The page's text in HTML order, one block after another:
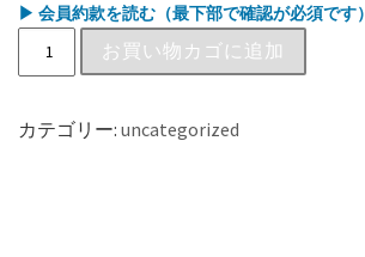
▶ 会員約款を読む（最下部で確認が必須です）
お買い物カゴに追加
カテゴリー: uncategorized